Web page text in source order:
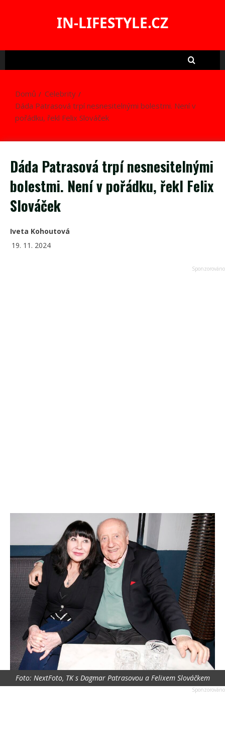
IN-LIFESTYLE.CZ
Domů
Celebrity
Dáda Patrasová trpí nesnesitelnými bolestmi. Není v
pořádku, řekl Felix Slováček
Dáda Patrasová trpí nesnesitelnými
bolestmi. Není v pořádku, řekl Felix
Slováček
Iveta Kohoutová
19. 11. 2024
Foto: NextFoto, TK s Dagmar Patrasovou a Felixem Slováčkem